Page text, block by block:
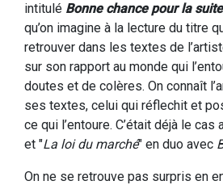
intitulé Bonne chance pour la suite
qu’on imagine à la lecture du titre
retrouver dans les textes de
sur son rapport au monde qui
doutes et de colères. On connaît
ses textes, celui qui réflechit et
ce qui l’entoure. C’était déjà le cas
et "La loi du marché" en duo avec
On ne se retrouve pas surpris en